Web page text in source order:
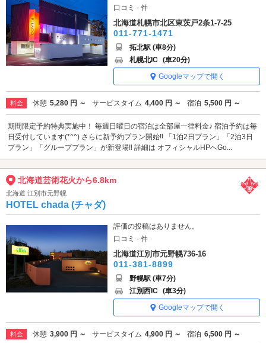
口コミ - 件
北海道札幌市北区東茨戸2条1-7-25
011-771-1471
拓北駅 (車8分)
札幌北IC (車20分)
Googleマップで開く
料金 休憩 5,280 円 ～ サービスタイム 4,400 円 ～ 宿泊 5,500 円 ～
期間限定予約特典実施中！ 毎週日曜日の宿泊は全部屋一律料金♪ 宿泊予約は毎
日受付しています(*^^) さらに新予約プラン開始‼ 「1泊2日プラン」「2泊3日
プラン」「グループプラン」が新登場‼ 詳細は オフィシャルHPへGo...
北海道芸術花火から6.8km
北海道 江別市元野幌
HOTEL chada (チャダ)
評価の投稿はありません。
口コミ - 件
北海道江別市元野幌736-16
011-381-8899
野幌駅 (車7分)
江別西IC (車3分)
Googleマップで開く
料金 休憩 3,900 円 ～ サービスタイム 4,900 円 ～ 宿泊 6,500 円 ～